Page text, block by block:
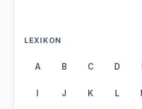
LEXIKON
A B C D
I J K L